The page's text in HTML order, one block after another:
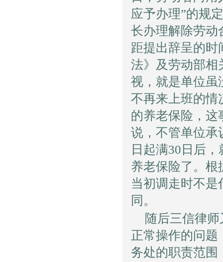
应予办理”的规
长办理解除劳动
距提出辞呈的时
法》及劳动部相
视，就是单位虽
不再来上班的情
的养老保险，这
说，不管单位承
日起满30日后
养老保险了。根
当初调走时不
同。
随后三信律
正常操作的问题
务处的职责范围